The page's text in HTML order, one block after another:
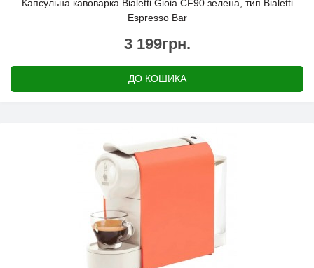
Капсульна кавоварка Bialetti Gioia CF90 зелена, тип Bialetti
Espresso Bar
3 199грн.
ДО КОШИКА